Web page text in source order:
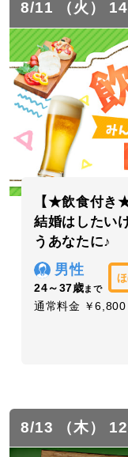
8/11 （火）
【★飲食付き
結婚はしたい
うあなたに♪
男性
24～37歳まで
通常料金 ￥6,800
8/13 （木）